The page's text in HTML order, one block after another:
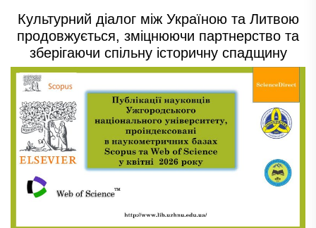
Культурний діалог між Україною та Литвою
продовжується, зміцнюючи партнерство та
зберігаючи спільну історичну спадщину